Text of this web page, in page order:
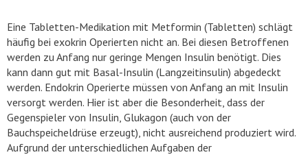
Eine Tabletten-Medikation mit Metformin (Tabletten) schlägt
häufig bei exokrin Operierten nicht an. Bei diesen Betroffenen
werden zu Anfang nur geringe Mengen Insulin benötigt. Dies
kann dann gut mit Basal-Insulin (Langzeitinsulin) abgedeckt
werden. Endokrin Operierte müssen von Anfang an mit Insulin
versorgt werden. Hier ist aber die Besonderheit, dass der
Gegenspieler von Insulin, Glukagon (auch von der
Bauchspeicheldrüse erzeugt), nicht ausreichend produziert wird.
Aufgrund der unterschiedlichen Aufgaben der